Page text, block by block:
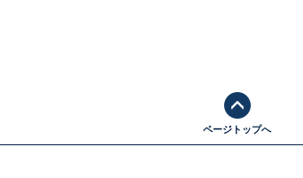
ページトップへ